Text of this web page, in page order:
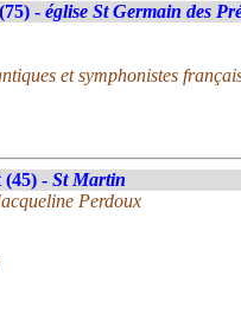
- église St Germain des
et symphonistes
(45) - St Martin
Perdoux